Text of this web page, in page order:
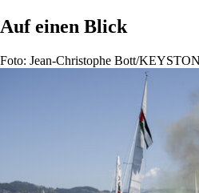
Auf einen Blick
Foto: Jean-Christophe Bott/